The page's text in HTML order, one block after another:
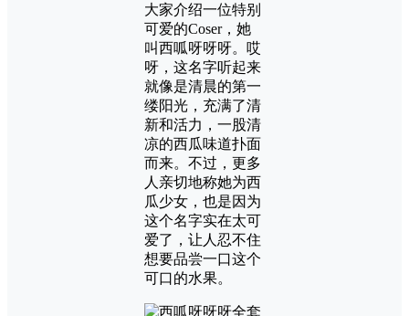
大家介绍一位特别
可爱的Coser，她
叫西呱呀呀呀。哎
呀，这名字听起来
就像是清晨的第一
缕阳光，充满了清
新和活力，一股清
凉的西瓜味道扑面
而来。不过，更多
人亲切地称她为西
瓜少女，也是因为
这个名字实在太可
爱了，让人忍不住
想要品尝一口这个
可口的水果。